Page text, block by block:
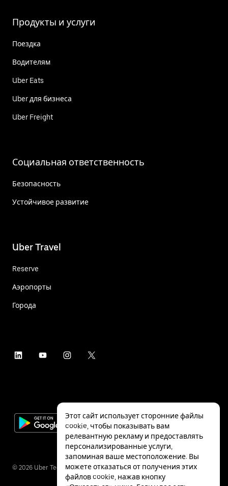
Продукты и услуги
Поездка
Водителям
Uber Eats
Uber для бизнеса
Uber Freight
Социальная ответственность
Безопасность
Устойчивое развитие
Uber Travel
Reserve
Аэропорты
Города
© 2026 Uber Technologies Inc.
Этот сайт использует сторонние файлы
cookie, чтобы показывать вам
релевантную рекламу и предоставлять
персонализированные услуги,
запоминая ваше местоположение. Вы
можете отказаться от получения этих
файлов cookie, нажав кнопку